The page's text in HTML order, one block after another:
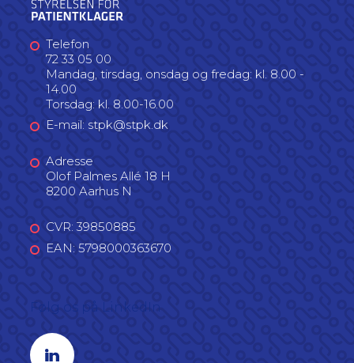
Telefon
72 33 05 00
Mandag, tirsdag, onsdag og fredag: kl. 8.00 -
14.00
Torsdag: kl. 8.00-16.00
E-mail: stpk@stpk.dk
Adresse
Olof Palmes Allé 18 H
8200 Aarhus N
CVR: 39850885
EAN: 5798000363670
Linkedin profil